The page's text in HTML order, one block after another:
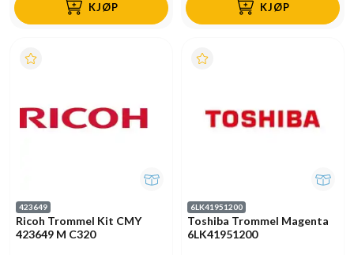
KJØP KJØP
423649
Ricoh Trommel Kit CMY
423649 M C320
6LK41951200
Toshiba Trommel Magenta
6LK41951200